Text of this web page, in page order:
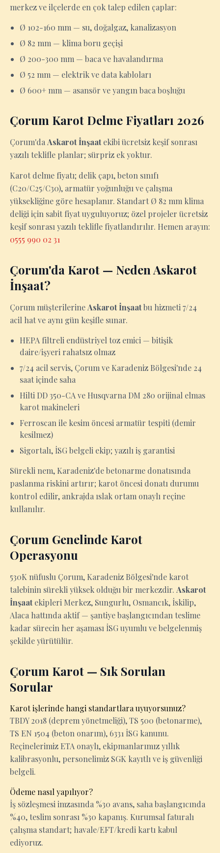
merkez ve ilçelerde en çok talep edilen çaplar:
Ø 102-160 mm — su, doğalgaz, kanalizasyon
Ø 82 mm — klima boru geçişi
Ø 200-300 mm — baca ve havalandırma
Ø 52 mm — elektrik ve data kabloları
Ø 600+ mm — asansör ve yangın baca boşluğu
Çorum Karot Delme Fiyatları 2026
Çorum'da Askarot İnşaatekibi ücretsiz keşif sonrası
yazılı teklifle planlar; sürpriz ek yoktur.
Karot delme fiyatı; delik çapı, beton sınıfı
(C20/C25/C30), armatür yoğunluğu ve çalışma
yüksekliğine göre hesaplanır. Standart Ø 82 mm klima
deliği için sabit fiyat uyguluyoruz; özel projeler ücretsiz
keşif sonrası yazılı teklifle fiyatlandırılır. Hemen arayın:
0555 990 02 31
Çorum'da Karot — Neden Askarot
İnşaat?
Çorum müşterilerineAskarot İnşaatbu hizmeti 7/24
acil hat ve aynı gün keşifle sunar.
HEPA filtreli endüstriyel toz emici — bitişik
daire/işyeri rahatsız olmaz
7/24 acil servis, Çorum ve Karadeniz Bölgesi'nde 24
saat içinde saha
Hilti DD 350-CA ve Husqvarna DM 280 orijinal elmas
karot makineleri
Ferroscan ile kesim öncesi armatür tespiti (demir
kesilmez)
Sigortalı, İSG belgeli ekip; yazılı iş garantisi
Sürekli nem, Karadeniz'de betonarme donatısında
paslanma riskini artırır; karot öncesi donatı durumu
kontrol edilir, ankrajda ıslak ortam onaylı reçine
kullanılır.
Çorum Genelinde Karot
Operasyonu
530K nüfuslu Çorum, Karadeniz Bölgesi'nde karot
talebinin sürekli yüksek olduğu bir merkezdir. Askarot
İnşaatekipleri Merkez, Sungurlu, Osmancık, İskilip,
Alaca hattında aktif — şantiye başlangıcından teslime
kadar sürecin her aşaması İSG uyumlu ve belgelenmiş
şekilde yürütülür.
Çorum Karot — Sık Sorulan
Sorular
Karot işlerinde hangi standartlara uyuyorsunuz?
TBDY 2018 (deprem yönetmeliği), TS 500 (betonarme),
TS EN 1504 (beton onarım), 6331 İSG kanunu.
Reçinelerimiz ETA onaylı, ekipmanlarımız yıllık
kalibrasyonlu, personelimiz SGK kayıtlı ve iş güvenliği
belgeli.
Ödeme nasıl yapılıyor?
İş sözleşmesi imzasında %30 avans, saha başlangıcında
%40, teslim sonrası %30 kapanış. Kurumsal faturalı
çalışma standart; havale/EFT/kredi kartı kabul
ediyoruz.